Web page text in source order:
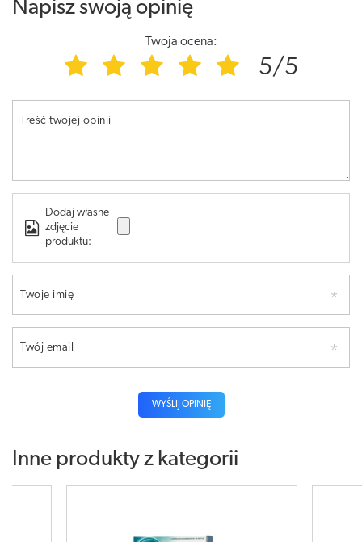
Napisz swoją opinię
Twoja ocena:
5/5
Treść twojej opinii
Dodaj własne
zdjęcie
produktu:
Twoje imię
Twój email
WYŚLIJ OPINIĘ
Inne produkty z kategorii